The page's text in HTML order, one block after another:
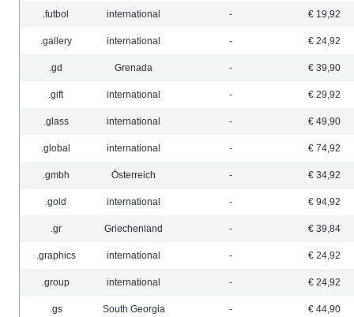
.futbol international - € 19,92
.gallery international - € 24,92
.gd Grenada - € 39,90
.gift international - € 29,92
.glass international - € 49,90
.global international - € 74,92
.gmbh Österreich - € 34,92
.gold international - € 94,92
.gr Griechenland - € 39,84
.graphics international - € 24,92
.group international - € 24,92
.gs
South Georgia
- € 44,90